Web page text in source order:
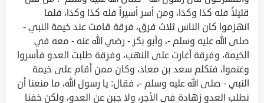
قتيلاً فله كذا وكذا، ومن أسر أسيراً فله كذا وكذا، فلما
انهزموا كان الناس ثلاث فرق، فرقة قامت عند خيمة النبي -
صلى الله عليه وسلم -، وأبو بكر - رضي الله عنه - معه في
الخيمة، وفرقة أغارت على النهب، وفرقة طلبت العدو فأسروا
وغنموا، فتكلم سعد بن معاذ، وكان ممن أقام على خيمة
النبي - صلى الله عليه وسلم -، فقال: يا رسول الله، ما منعنا أن
نطلب العدو زهادة في الأجر، ولا جبن عن العدو، ولكن خفنا